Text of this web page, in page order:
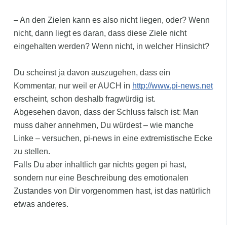
– An den Zielen kann es also nicht liegen, oder? Wenn
nicht, dann liegt es daran, dass diese Ziele nicht
eingehalten werden? Wenn nicht, in welcher Hinsicht?
Du scheinst ja davon auszugehen, dass ein
Kommentar, nur weil er AUCH in http://www.pi-news.net
erscheint, schon deshalb fragwürdig ist.
Abgesehen davon, dass der Schluss falsch ist: Man
muss daher annehmen, Du würdest – wie manche
Linke – versuchen, pi-news in eine extremistische Ecke
zu stellen.
Falls Du aber inhaltlich gar nichts gegen pi hast,
sondern nur eine Beschreibung des emotionalen
Zustandes von Dir vorgenommen hast, ist das natürlich
etwas anderes.